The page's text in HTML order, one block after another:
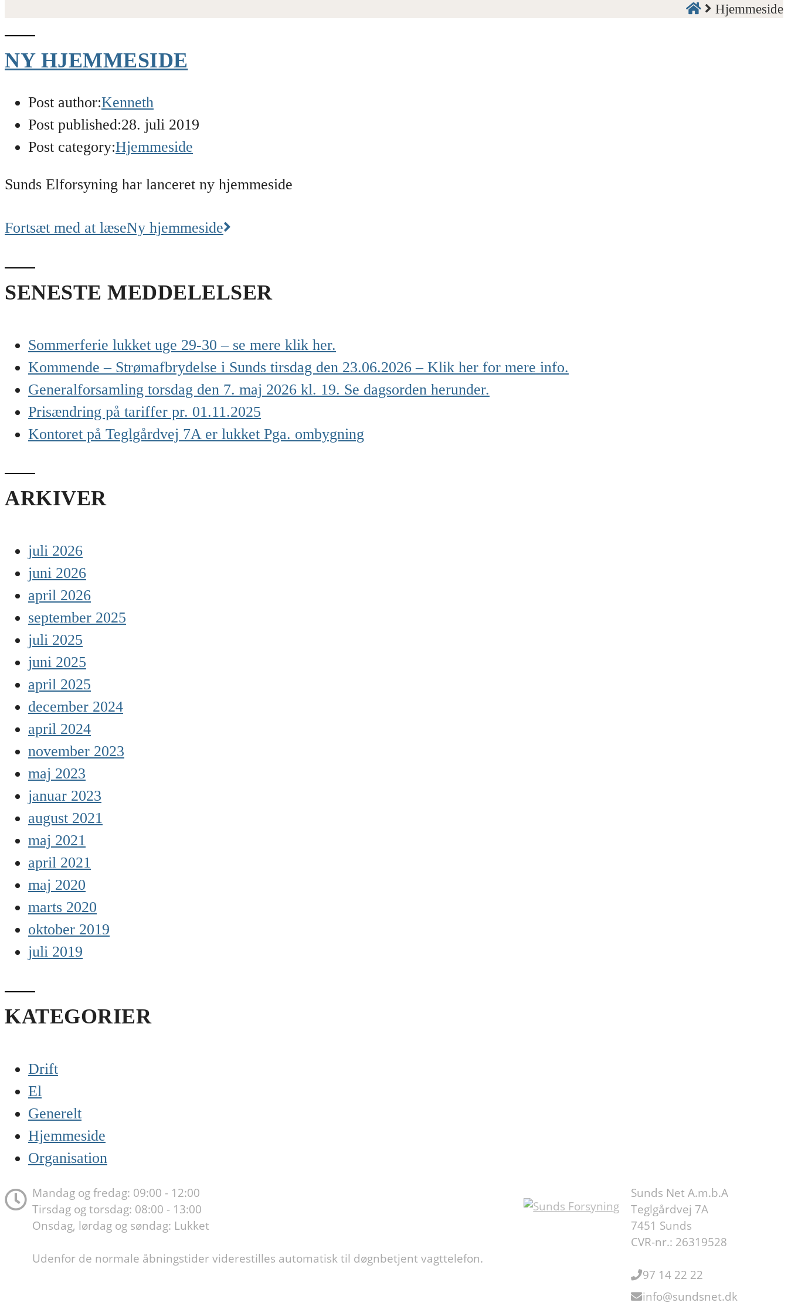
Hjemmeside
NY HJEMMESIDE
Post author:Kenneth
Post published:28. juli 2019
Post category:Hjemmeside
Sunds Elforsyning har lanceret ny hjemmeside
Fortsæt med at læseNy hjemmeside
SENESTE MEDDELELSER
Sommerferie lukket uge 29-30 – se mere klik her.
Kommende – Strømafbrydelse i Sunds tirsdag den 23.06.2026 – Klik her for mere info.
Generalforsamling torsdag den 7. maj 2026 kl. 19. Se dagsorden herunder.
Prisændring på tariffer pr. 01.11.2025
Kontoret på Teglgårdvej 7A er lukket Pga. ombygning
ARKIVER
juli 2026
juni 2026
april 2026
september 2025
juli 2025
juni 2025
april 2025
december 2024
april 2024
november 2023
maj 2023
januar 2023
august 2021
maj 2021
april 2021
maj 2020
marts 2020
oktober 2019
juli 2019
KATEGORIER
Drift
El
Generelt
Hjemmeside
Organisation
Mandag og fredag: 09:00 - 12:00
Tirsdag og torsdag: 08:00 - 13:00
Onsdag, lørdag og søndag: Lukket
Udenfor de normale åbningstider viderestilles automatisk til døgnbetjent vagttelefon.
Sunds Net A.m.b.A
Teglgårdvej 7A
7451 Sunds
CVR-nr.: 26319528
97 14 22 22
info@sundsnet.dk